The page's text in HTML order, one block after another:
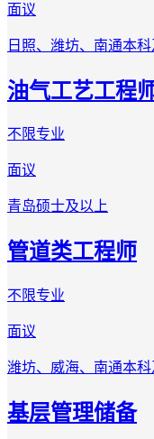
面议
日照、潍坊、南通本科
油气工艺工程
不限专业
面议
青岛硕士及以上
管道类工程师
不限专业
面议
潍坊、威海、南通本科
基层管理储备